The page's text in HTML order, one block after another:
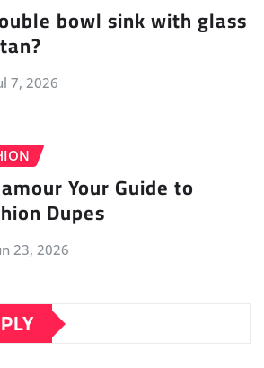
bowl sink with glass
7, 2026
Your Guide to
Dupes
23, 2026